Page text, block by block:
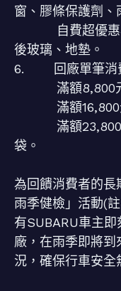
窗、膠條保護劑、
自費超優惠專
後玻璃、地墊。
6. 回廠單筆消費
滿額8,800元
滿額16,800元
滿額23,800元
袋。
為回饋消費者的長
雨季健檢」活動(
有SUBARU車主
廠，在雨季即將
況，確保行車安全